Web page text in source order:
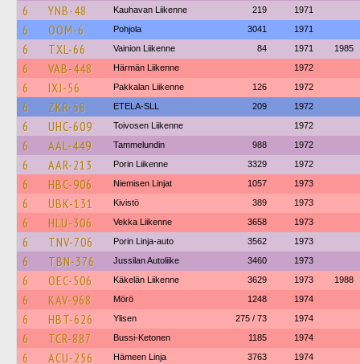
6 YNB-48 Kauhavan Liikenne 219 1971
6 OOM-6 Pohjola 3041 1971
6 TXL-66 Vainion Liikenne 84 1971 1985
6 VAB-448 Härmän Liikenne 1972
6 IXJ-56 Pakkalan Liikenne 126 1972
6 ZKR-58 ETELA-SLL 209 1972
6 UHC-609 Toivosen Liikenne 1972
6 AAL-449 Tammelundin 988 1972
6 AAR-213 Porin Liikenne 3329 1972
6 HBC-906 Niemisen Linjat 1057 1973
6 UBK-131 Kivistö 389 1973
6 HLU-306 Vekka Liikenne 3658 1973
6 TNV-706 Porin Linja-auto 3562 1973
6 TBN-376 Jussilan Autoliike 3460 1973
6 OEC-506 Käkelän Liikenne 3629 1973 1988
6 KAV-968 Mörö 1248 1974
6 HBT-626 Ylisen 275 / 73 1974
6 TCR-887 Bussi-Ketonen 1185 1974
6 ACU-256 Hämeen Linja 3763 1974